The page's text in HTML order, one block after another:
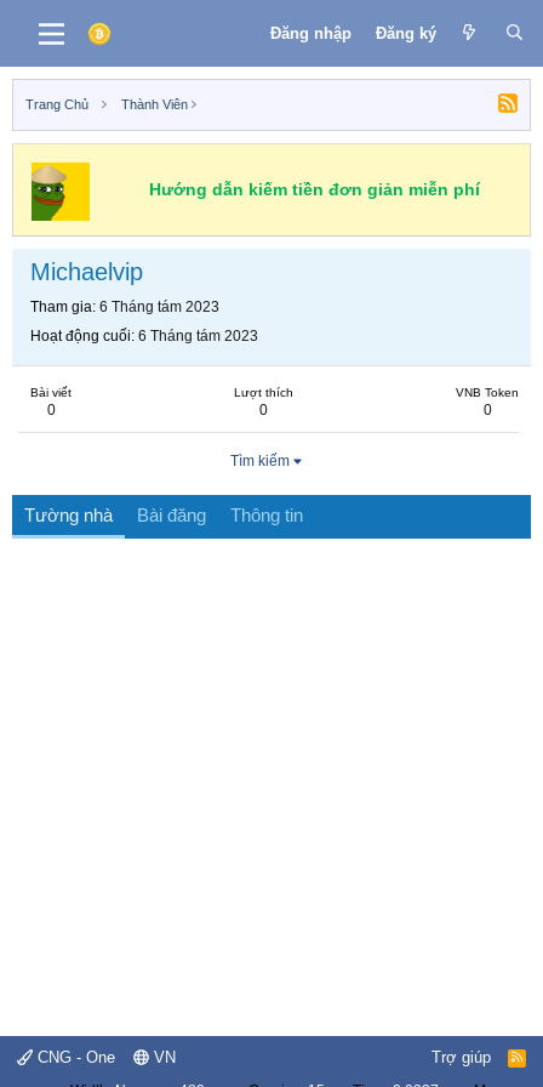
Đăng nhập Đăng ký
Trang Chủ Thành Viên
Hướng dẫn kiếm tiền đơn giản miễn phí
Michaelvip
Tham gia 6 Tháng tám 2023
Hoạt động cuối 6 Tháng tám 2023
Bài viết
0
Lượt thích
0
VNB Token
0
Tìm kiếm
Tường nhà Bài đăng Thông tin
CNG - One VN Trợ giúp
R